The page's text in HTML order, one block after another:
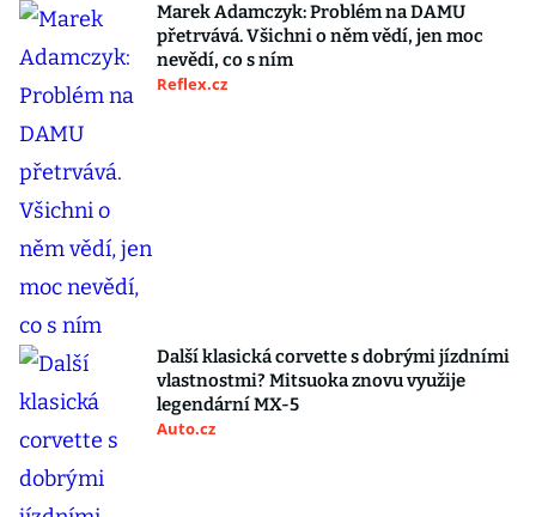
Marek Adamczyk: Problém na DAMU
přetrvává. Všichni o něm vědí, jen moc
nevědí, co s ním
Reflex.cz
Další klasická corvette s dobrými jízdními
vlastnostmi? Mitsuoka znovu využije
legendární MX-5
Auto.cz